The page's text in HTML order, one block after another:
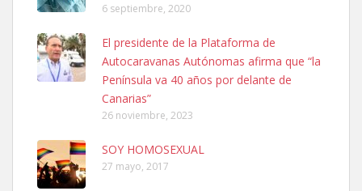
Ninfa perdida
El día 5 se los perdió una ninfa papillera, asustada tiene miedo a la
calle, se perdió por la zon...
Leales.org » Gran Canaria
6.7.2025
6 septiembre, 2020
El presidente de la Plataforma de
Autocaravanas Autónomas afirma que “la
Península va 40 años por delante de
Canarias”
26 noviembre, 2023
SOY HOMOSEXUAL
27 mayo, 2017